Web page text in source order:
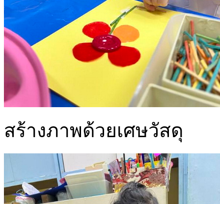
สร้างภาพด้วยเศษวัสดุ